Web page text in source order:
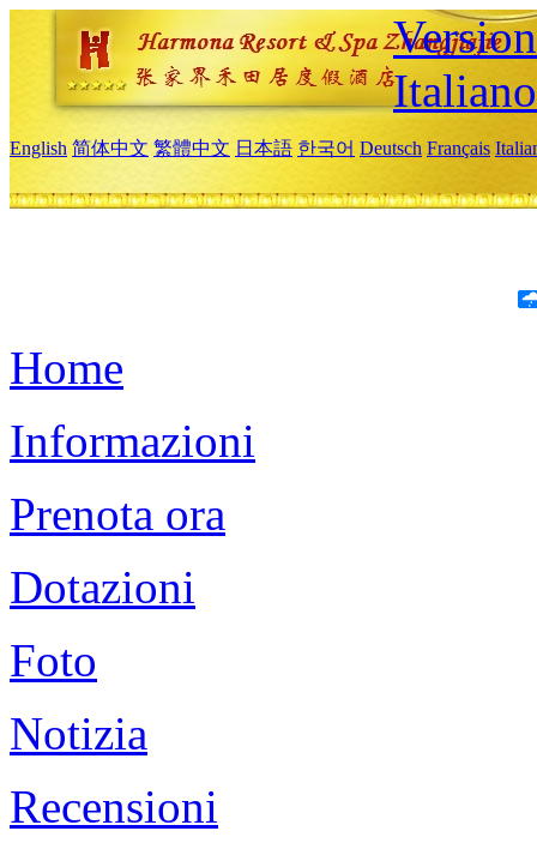
Italiano
English 简体中文 繁體中文 日本語 한국어 Deutsch Français
Home
Informazioni
Prenota ora
Dotazioni
Foto
Notizia
Recensioni